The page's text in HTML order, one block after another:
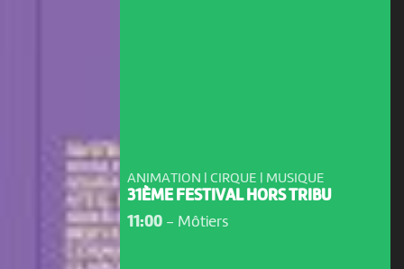
ANIMATION | CIRQUE | MUSIQUE
31ÈME FESTIVAL HORS TRIBU
11:00- Môtiers